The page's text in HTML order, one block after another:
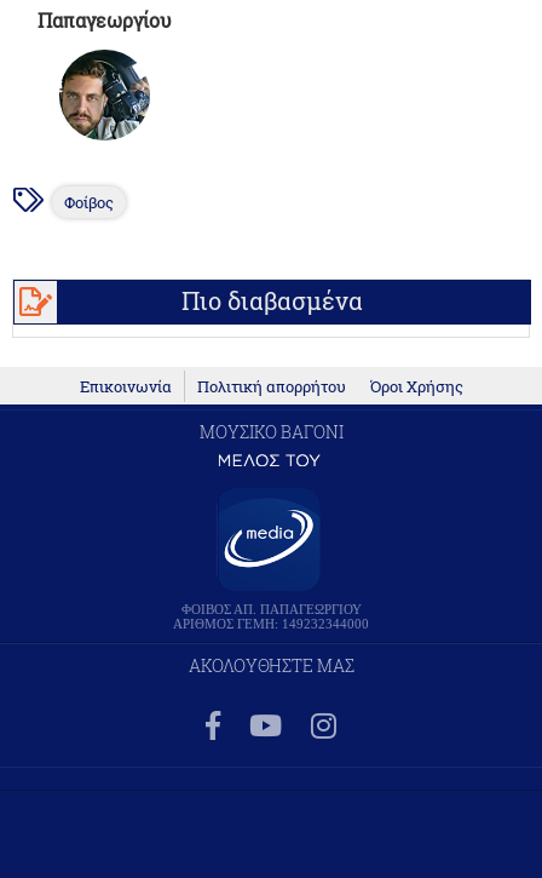
Παπαγεωργίου
Φοίβος
Πιο διαβασμένα
Επικοινωνία Πολιτική απορρήτου Όροι Χρήσης
ΜΟΥΣΙΚΟ ΒΑΓΟΝΙ
ΦΟΙΒΟΣ ΑΠ. ΠΑΠΑΓΕΩΡΓΙΟΥ
ΑΡΙΘΜΟΣ ΓΕΜΗ: 149232344000
ΑΚΟΛΟΥΘΗΣΤΕ ΜΑΣ